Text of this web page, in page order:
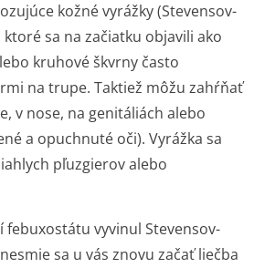
kožné vyrážky (Stevensov-
sa na začiatku objavili ako
kruhové škvrny často
na trupe. Taktiež môžu zahŕňať
v nose, na genitáliách alebo
a opuchnuté oči). Vyrážka sa
pľuzgierov alebo
febuxostátu vyvinul Stevensov-
sa u vás znovu začať liečba